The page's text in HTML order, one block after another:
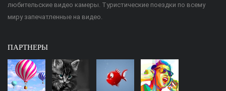
любительские видео камеры. Туристические поездки по всему
миру запечатленные на видео.
ПАРТНЕРЫ